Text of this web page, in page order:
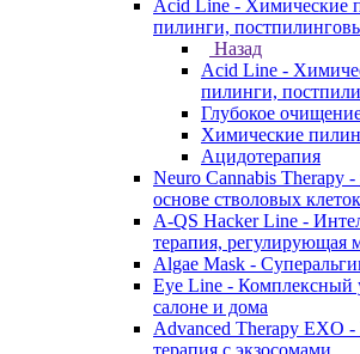
Acid Line - Химические
пилинги,
Назад
Acid Line -
пилинги,
Глубокое
Химические
Ацидотерапия
Neuro Cannabis Therapy
основе стволовых
A-QS Hacker Line -
терапия, регулирующая
Algae Mask -
Eye Line - Комплексный
салоне и дома
Advanced Therapy EXO
терапия с экзосомами